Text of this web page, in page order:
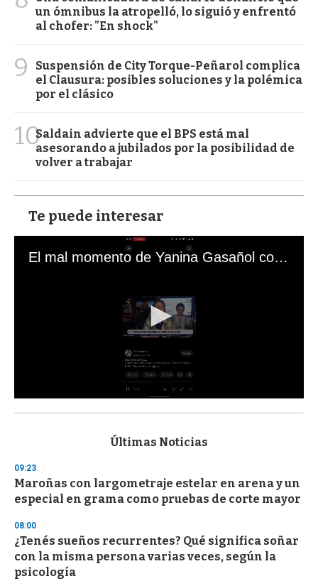
un ómnibus la atropelló, lo siguió y enfrentó
al chofer: "En shock"
9
Suspensión de City Torque-Peñarol complica
el Clausura: posibles soluciones y la polémica
por el clásico
10Saldain advierte que el BPS está mal
asesorando a jubilados por la posibilidad de
volver a trabajar
Te puede interesar
El mal momento de Yanina Gasañol con un hincha argentino en "Subrayado"
s
d
s
o
f
3
s
e
c
o
Últimas Noticias
09:23
Maroñas con largometraje estelar en arena y un
especial en grama como pruebas de corte mayor
08:00
¿Tenés sueños recurrentes? Qué significa soñar
con la misma persona varias veces, según la
psicología